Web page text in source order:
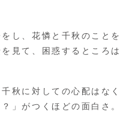
し、花憐と千秋のことを
見て、困惑するところは
秋に対しての心配はなく
」がつくほどの面白さ。